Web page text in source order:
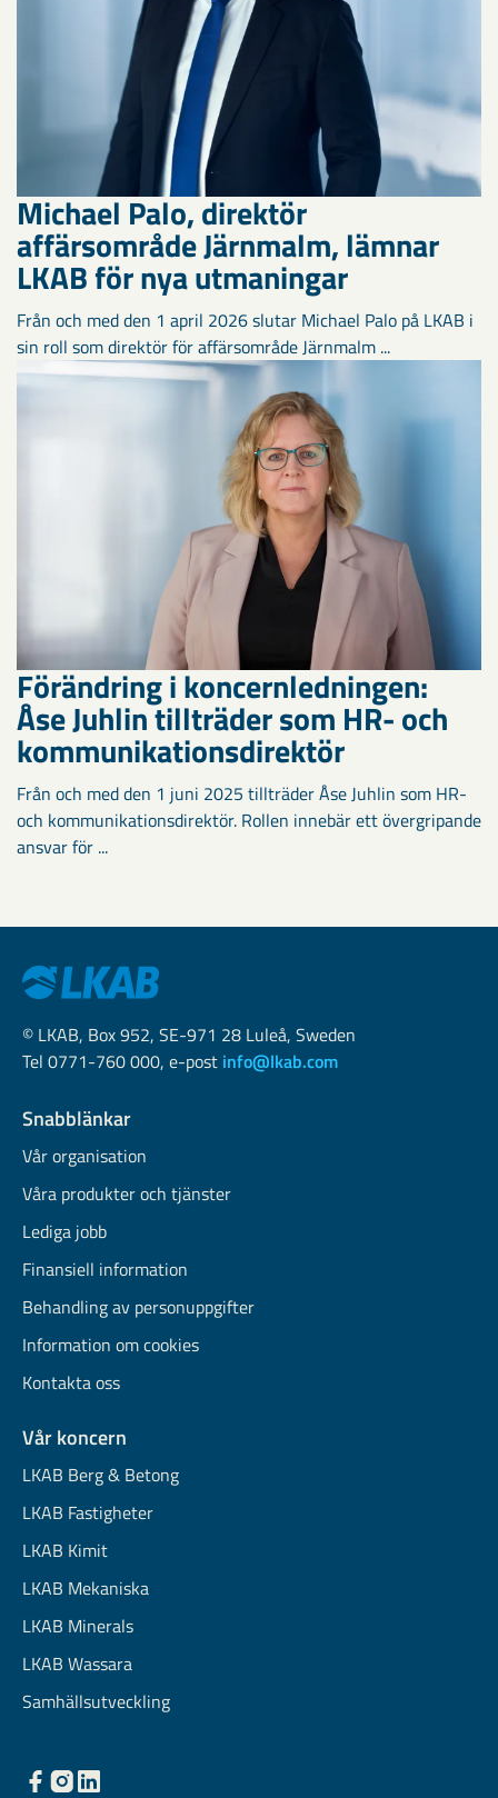
Michael Palo, direktör
affärsområde Järnmalm, lämnar
LKAB för nya utmaningar
Från och med den 1 april 2026 slutar Michael Palo på LKAB i
sin roll som direktör för affärsområde Järnmalm ...
Förändring i koncernledningen:
Åse Juhlin tillträder som HR- och
kommunikationsdirektör
Från och med den 1 juni 2025 tillträder Åse Juhlin som HR-
och kommunikationsdirektör. Rollen innebär ett övergripande
ansvar för ...
© LKAB, Box 952, SE-971 28 Luleå, Sweden
Tel 0771-760 000, e-post info@lkab.com
Snabblänkar
Vår organisation
Våra produkter och tjänster
Lediga jobb
Finansiell information
Behandling av personuppgifter
Information om cookies
Kontakta oss
Vår koncern
LKAB Berg & Betong
LKAB Fastigheter
LKAB Kimit
LKAB Mekaniska
LKAB Minerals
LKAB Wassara
Samhällsutveckling